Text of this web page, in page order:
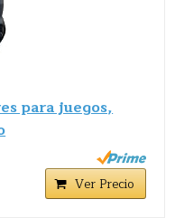
para juegos,
Ver Precio